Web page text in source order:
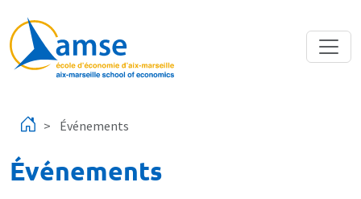
Événements
Événements